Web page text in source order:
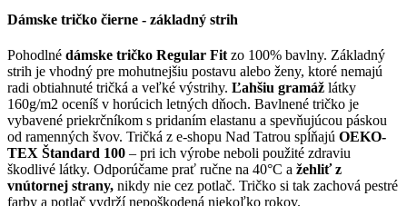
Dámske tričko čierne - základný strih
Pohodlné dámske tričko Regular Fit zo 100% bavlny. Základný
strih je vhodný pre mohutnejšiu postavu alebo ženy, ktoré nemajú
radi obtiahnuté tričká a veľké výstrihy. Ľahšiu gramáž látky
160g/m2 oceníš v horúcich letných dňoch. Bavlnené tričko je
vybavené priekrčníkom s pridaním elastanu a spevňujúcou páskou
od ramenných švov. Tričká z e-shopu Nad Tatrou spĺňajú OEKO-
TEX Štandard 100 – pri ich výrobe neboli použité zdraviu
škodlivé látky. Odporúčame prať ručne na 40°C a žehliť z
vnútornej strany, nikdy nie cez potlač. Tričko si tak zachová pestré
farby a potlač vydrží nepoškodená niekoľko rokov.